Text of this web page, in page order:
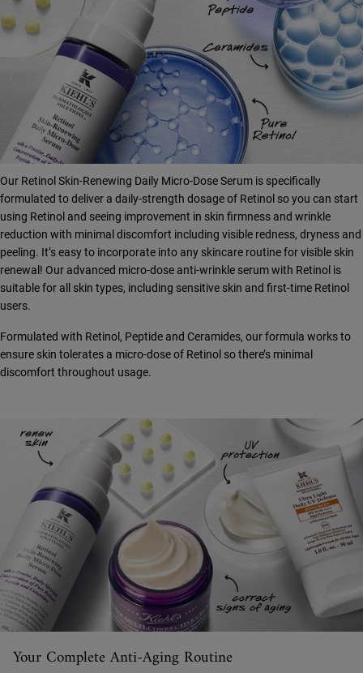
Our Retinol Skin-Renewing Daily Micro-Dose Serum is specifically
formulated to deliver a daily-strength dosage of Retinol so you can start
using Retinol and seeing improvement in skin firmness and wrinkle
reduction with minimal discomfort including visible redness, dryness and
peeling. It’s easy to incorporate into any skincare routine for visible skin
renewal! Our advanced micro-dose anti-wrinkle serum with Retinol is
suitable for all skin types, including sensitive skin and first-time Retinol
users.
Formulated with Retinol, Peptide and Ceramides, our formula works to
ensure skin tolerates a micro-dose of Retinol so there’s minimal
discomfort throughout usage.
Your Complete Anti-Aging Routine